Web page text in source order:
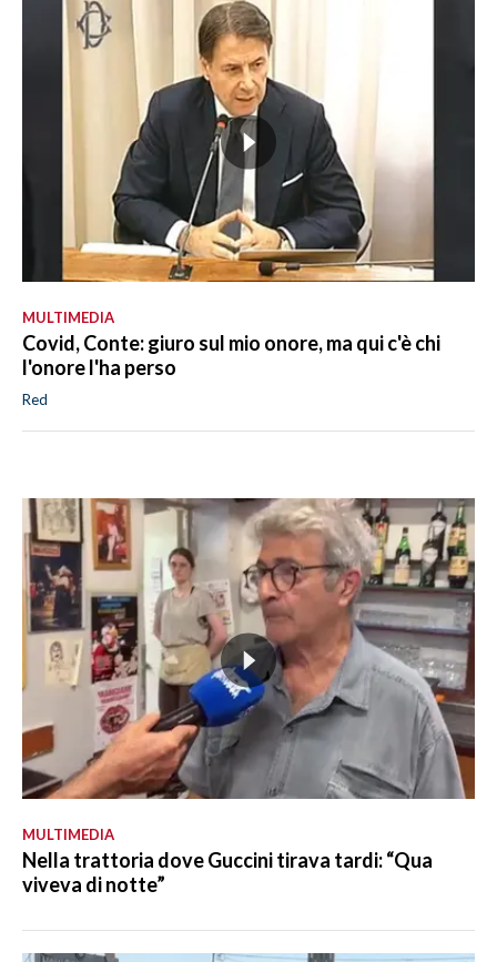
MULTIMEDIA
Covid, Conte: giuro sul mio onore, ma qui c'è chi
l'onore l'ha perso
Red
MULTIMEDIA
Nella trattoria dove Guccini tirava tardi: “Qua
viveva di notte”